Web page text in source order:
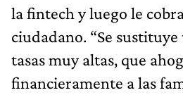
la fintech y luego le
ciudadano. “Se
tasas muy altas, que
financieramente a las